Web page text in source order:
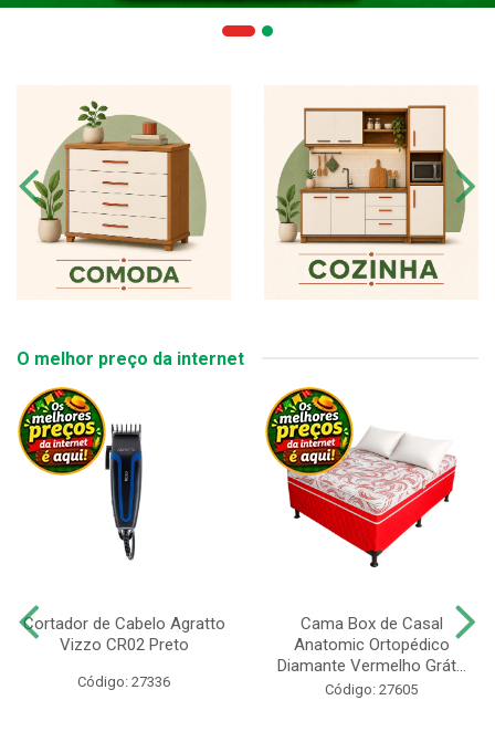
O melhor preço da internet
Cortador de Cabelo Agratto
Vizzo CR02 Preto
Código: 27336
Cama Box de Casal
Anatomic Ortopédico
Diamante Vermelho Grát...
Código: 27605